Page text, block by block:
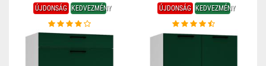
ÚJDONSÁG KEDVEZMÉNY ÚJDONSÁG KEDVEZMÉNY